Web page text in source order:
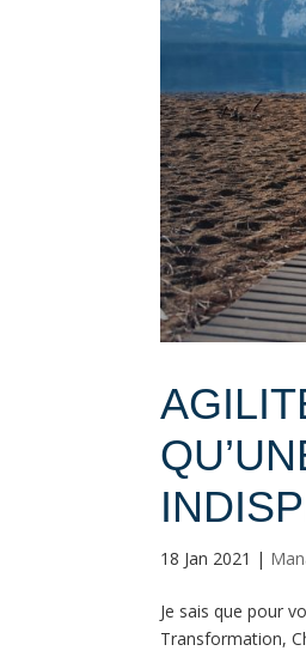
18 Jan 2021 |
Je sais que pour
Transformation,